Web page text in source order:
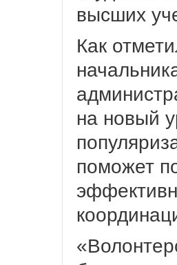
высших
Как
на новый
поможет